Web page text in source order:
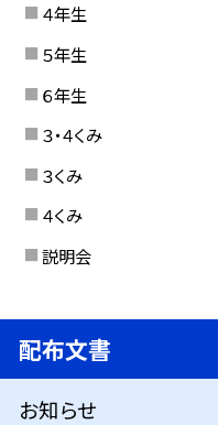
４年生
５年生
６年生
３・４くみ
３くみ
４くみ
説明会
配布文書
お知らせ